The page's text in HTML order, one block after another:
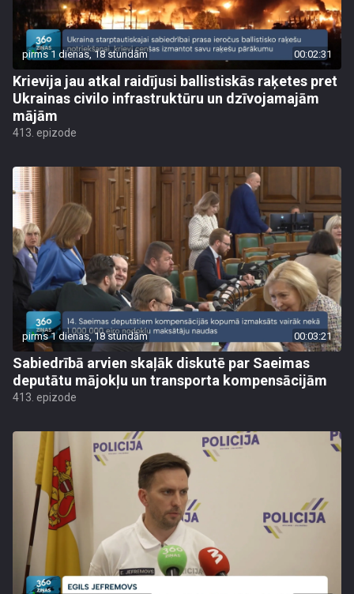
pirms 1 dienas, 18 stundām 00:02:31
Krievija jau atkal raidījusi ballistiskās raķetes pret
Ukrainas civilo infrastruktūru un dzīvojamajām
mājām
413. epizode
pirms 1 dienas, 18 stundām 00:03:21
Sabiedrībā arvien skaļāk diskutē par Saeimas
deputātu mājokļu un transporta kompensācijām
413. epizode